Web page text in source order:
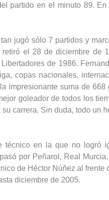
partido en el minuto 89.
jugó sólo 7 partidos y
el 28 de diciembre de
de 1986.
copas nacionales,
impresionante suma de
goleador de todos los
carrera. Sin duda, todo un
técnico en la que no logró
por Peñarol, Real
de Héctor Núñez al
diciembre de 2005.